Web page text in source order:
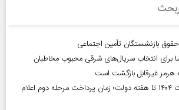
بازنشستگان تأمین اجتماعی
برای انتخاب سریال‌های شرقی محبوب مخاطبان
هرمز غیرقابل بازگشت است
واریز سود سهام عدالت ۱۴۰۴ تا هفته دولت؛ زمان پرداخت مرحله دوم اعلام